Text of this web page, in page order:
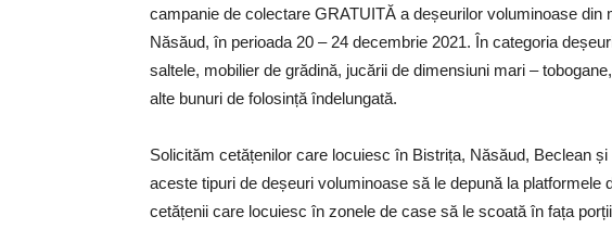
campanie de colectare GRATUITĂ a deșeurilor voluminoase din
Năsăud, în perioada 20 – 24 decembrie 2021. În categoria
saltele, mobilier de grădină, jucării de dimensiuni mari –
alte bunuri de folosință îndelungată.
Solicităm cetățenilor care locuiesc în Bistrița, Năsăud, Beclean
aceste tipuri de deșeuri voluminoase să le depună la platformele
cetățenii care locuiesc în zonele de case să le scoată în fața